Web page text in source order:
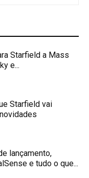
Starfield a Mass
e...
Starfield vai
lançamento,
e tudo o que...